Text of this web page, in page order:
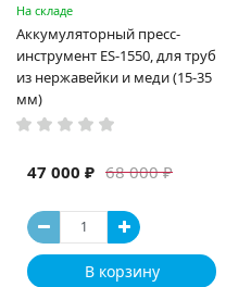
На складе
Аккумуляторный пресс-
инструмент ES-1550, для труб
из нержавейки и меди (15-35
мм)
68 000 ₽
47 000 ₽
В корзину